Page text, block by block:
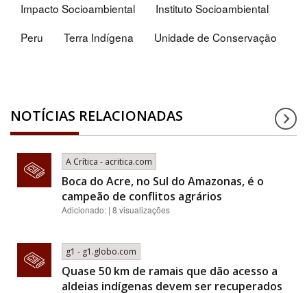
Impacto Socioambiental
Instituto Socioambiental
Peru
Terra Indígena Unidade de Conservação
NOTÍCIAS RELACIONADAS
A Crítica - acritica.com
Boca do Acre, no Sul do Amazonas, é o
campeão de conflitos agrários
Adicionado: | 8 visualizações
g1 - g1.globo.com
Quase 50 km de ramais que dão acesso a
aldeias indígenas devem ser recuperados